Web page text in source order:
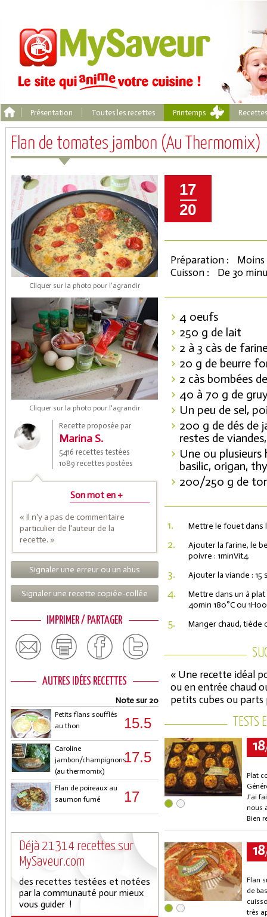
Présentation Toutes les recettes Printemps
Flan de tomates jambon (Au Thermomix)
Cliquer sur la photo pour l'agrandir
Cliquer sur la photo pour l'agrandir
Recette proposée par
Marina S.
5416 recettes testées
1089 recettes postées
Son mot en +
« Il n'y a pas de commentaire
particulier de l'auteur de la
recette. »
Signaler une erreur ou un abus
Signaler une recette copiée-collée
IMPRIMER / PARTAGER
AUTRES IDÉES RECETTES
Note sur 20
Petits flans soufflés
au thon
15.5
Caroline
jambon/champignons
(au thermomix)
17.5
Flan de poireaux au
saumon fumé
17
Déjà 21314 recettes sur
MySaveur.com
des recettes testées et notées
par la communauté pour mieux
vous guider !
17
20
Préparation :
Moins
Cuisson :
De 30
4 oeufs
250 g de lait
2 à 3 càs de
20 g de beurre
2 càs bombées
40 à 70 g de
Un peu de sel,
200 g de dés de
restes de
Une ou
basilic, origan,
200/250 g de
1. Mettre le fouet dans
2.
Ajouter la farine, le
poivre : 1minVit4.
3. Ajouter la viande :
4.
Mettre dans un à
40min 180°C ou
5. Manger chaud, tiède
« Une recette idéal
ou en entrée chaud
petits cubes ou parts
18
Plat
J'ai
nous
Bien
18
Flan
de
très
Coupons de réduction
Saveurs de l'Année